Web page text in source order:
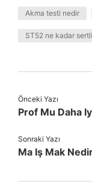
Akma testi nedir
ST52 ne kadar
Önceki Yazı
Prof Mu Daha
Sonraki Yazı
Ma Iş Mak